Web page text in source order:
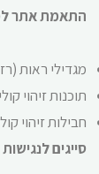
התאמת אתר
מגדילי ראות
תוכנות זיהוי קולי
חבילות זיהוי
סייגים לנגישות